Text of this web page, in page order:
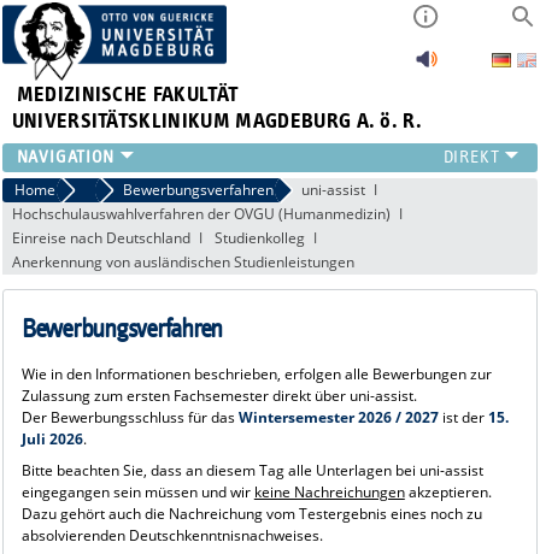
MEDIZINISCHE FAKULTÄT
UNIVERSITÄTSKLINIKUM MAGDEBURG A. ö. R.
INSTITUTE
KLINIKEN
ZENTRALE EINRICHTUNGEN
FORSCHUNG
ÜBER UNS
INTERNATIONAL
INTRANET
Home Vollstudium im Fach Humanmedizin
Bewerbungsverfahren
uni-assist
Hochschulauswahlverfahren der OVGU (Humanmedizin)
Einreise nach Deutschland
Studienkolleg
Anerkennung von ausländischen Studienleistungen
Bewerbungsverfahren
Wie in den Informationen beschrieben, erfolgen alle Bewerbungen zur
Zulassung zum ersten Fachsemester direkt über uni-assist.
Der Bewerbungsschluss für dasWintersemester 2026 / 2027ist der 15.
Juli 2026.
Bitte beachten Sie, dass an diesem Tag alle Unterlagen bei uni-assist
eingegangen sein müssen und wir keine Nachreichungenakzeptieren.
Dazu gehört auch die Nachreichung vom Testergebnis eines noch zu
absolvierenden Deutschkenntnisnachweises.